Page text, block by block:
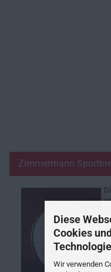
Diese
Cookies
Wir verwenden
Zimmermann